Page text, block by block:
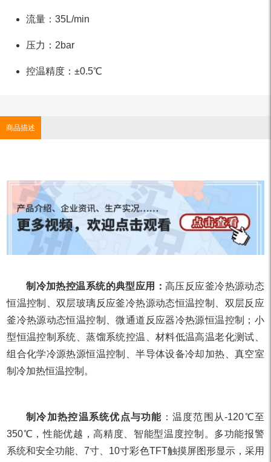
流量：35L/min
压力：2bar
控温精度：±0.5℃
商品描述
制冷加热控温系统的典型应用：高压反应釜冷热源动态
恒温控制、双层玻璃反应釜冷热源动态恒温控制、双层反应
釜冷热源动态恒温控制、微通道反应器冷热源恒温控制；小
型恒温控制系统、蒸馏系统控温、材料低温高温老化测试、
组合化学冷源热源恒温控制、半导体设备冷却加热、真空室
制冷加热恒温控制。
制冷加热控温系统优点与功能 ：温度范围从-120℃至
350℃，性能优越，高精度、智能型温度控制。多功能报警
系统和安全功能、7寸、10寸彩色TFT触摸屏图形显示，采用